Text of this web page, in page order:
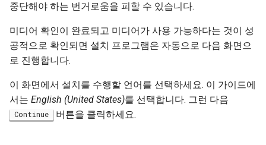
중단해야 하는 번거로움을 피할 수 있습니다.
미디어 확인이 완료되고 미디어가 사용 가능하다는 것이 성
공적으로 확인되면 설치 프로그램은 자동으로 다음 화면으
로 진행합니다.
이 화면에서 설치를 수행할 언어를 선택하세요. 이 가이드에
서는 English (United States)를 선택합니다. 그런 다음
Continue 버튼을 클릭하세요.